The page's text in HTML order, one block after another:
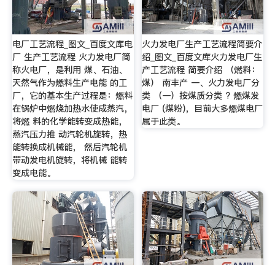
电厂工艺流程_图文_百度文库电
厂 生产工艺流程 火力发电厂简
称火电厂，是利用 煤、石油、
天然气作为燃料生产电能 的工
厂，它的基本生产过程是：燃料
在锅炉中燃烧加热水使成蒸汽，
将燃 料的化学能转变成热能，
蒸汽压力推 动汽轮机旋转，热
能转换成机械能， 然后汽轮机
带动发电机旋转，将机械 能转
变成电能。
火力发电厂生产工艺流程简要介
绍_图文_百度文库火力发电厂生
产工艺流程 简要介绍 （燃料：
煤） 南丰产 一、火力发电厂分
类 （一）按煤质分类 ? 燃煤发
电厂 (煤粉)，目前大多燃煤电厂
属于此类。